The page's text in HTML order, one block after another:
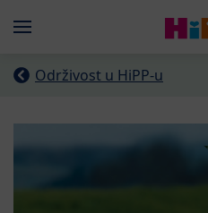
Menü
Održivost u HiPP-u